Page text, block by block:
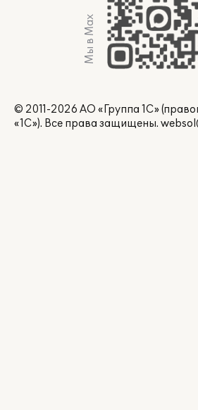
Мы в Max
© 2011-2026 АО «Группа 1С»
«1С»). Все права защищены.